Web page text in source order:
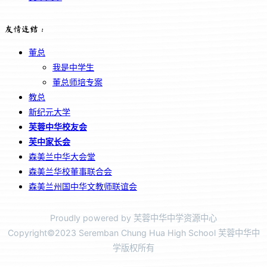
友情连结：
董总
我是中学生
董总师培专案
教总
新纪元大学
芙蓉中华校友会
芙中家长会
森美兰中华大会堂
森美兰华校董事联合会
森美兰州国中华文教师联谊会
Proudly powered by 芙蓉中华中学资源中心
Copyright©2023 Seremban Chung Hua High School 芙蓉中华中
学版权所有